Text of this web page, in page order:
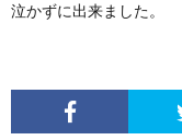
泣かずに出来ました。